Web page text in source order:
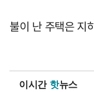
불이 난 주택은 지
이시간 핫뉴스